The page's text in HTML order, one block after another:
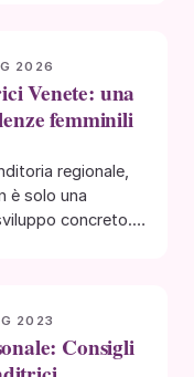
2026
Venete: una
femminili
regionale,
è solo una
concreto. Il
2023
Consigli